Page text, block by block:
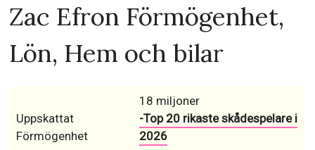
Zac Efron Förmögenhet,
Lön, Hem och bilar
Uppskattat
Förmögenhet
18 miljoner
-Top 20 rikaste skådespelare i
2026